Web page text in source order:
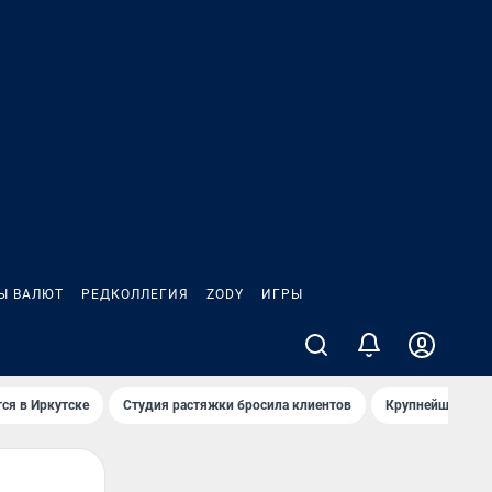
ВАЛЮТ РЕДКОЛЛЕГИЯ ZODY ИГРЫ
в Иркутске Студия растяжки бросила клиентов Крупнейшие